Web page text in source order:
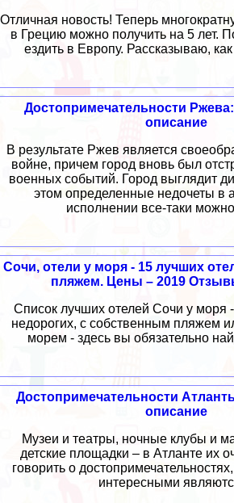
Отличная новость! Теперь
в Грецию можно получить на 5 лет.
ездить в Европу. Рассказываю, как
Достопримечательности
описание
В результате Ржев является
войне, причем город вновь был
военных событий. Город выглядит
этом определенные недочеты в
исполнении все-таки
Сочи, отели у моря - 15 лучших
пляжем. Цены – 2019
Список лучших отелей Сочи у моря
недорогих, с собственным пляжем
морем - здесь вы обязательно
Достопримечательности
описание
Музеи и театры, ночные клубы и
детские площадки – в Атланте их
говорить о
интересными